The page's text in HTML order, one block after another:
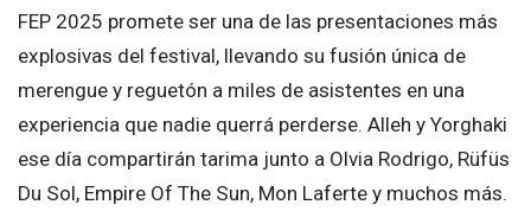
FEP 2025 promete ser una de las presentaciones más
explosivas del festival, llevando su fusión única de
merengue y reguetón a miles de asistentes en una
experiencia que nadie querrá perderse. Alleh y Yorghaki
ese día compartirán tarima junto a Olvia Rodrigo, Rüfüs
Du Sol, Empire Of The Sun, Mon Laferte y muchos más.